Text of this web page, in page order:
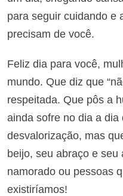
para seguir cuidando e
precisam de você.
Feliz dia para você,
mundo. Que diz que
respeitada. Que pôs a
ainda sofre no dia a
desvalorização, mas
beijo, seu abraço e seu
namorado ou pessoas
existiríamos!